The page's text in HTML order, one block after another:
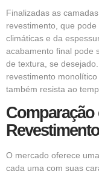
Finalizadas as
revestimento, que
climáticas e da
acabamento final pode
de textura, se
revestimento
também resista ao
Revestimento
O mercado oferece
cada uma com suas